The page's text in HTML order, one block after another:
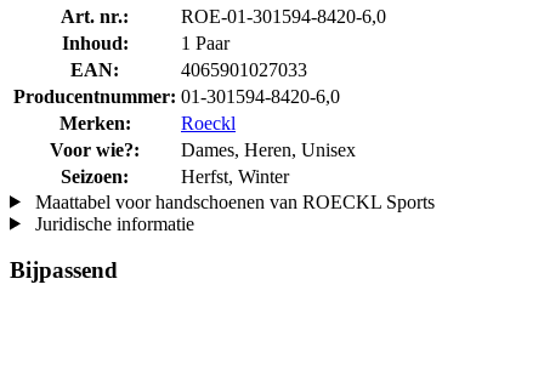
Art. nr.:
ROE-01-301594-8420-6,0
Inhoud:
1 Paar
EAN:
4065901027033
Producentnummer: 01-301594-8420-6,0
Merken:
Roeckl
Voor wie?:
Dames, Heren, Unisex
Seizoen:
Herfst, Winter
Maattabel voor handschoenen van ROECKL Sports
Juridische informatie
Bijpassend